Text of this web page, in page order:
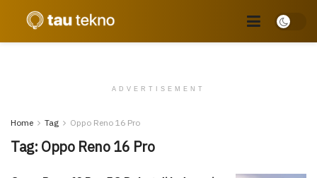
ADVERTISEMENT
Home Tag Oppo Reno 16 Pro
Tag: Oppo Reno 16 Pro